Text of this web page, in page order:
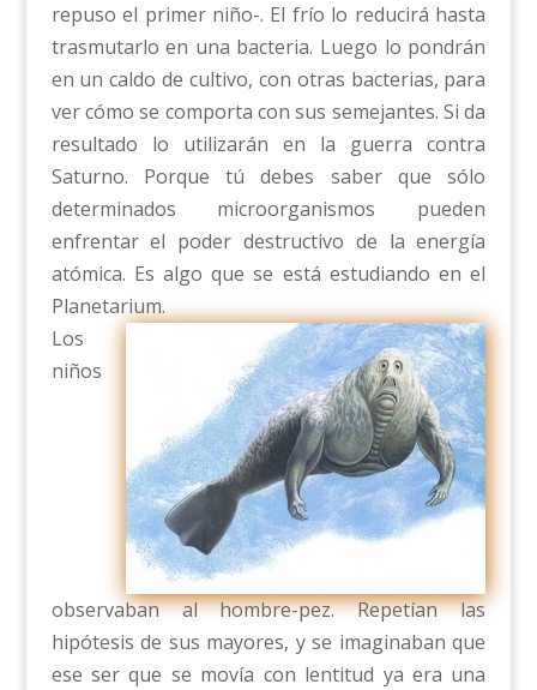
repuso el primer niño-. El frío lo reducirá hasta
trasmutarlo en una bacteria. Luego lo pondrán
en un caldo de cultivo, con otras bacterias, para
ver cómo se comporta con sus semejantes. Si da
resultado lo utilizarán en la guerra contra
Saturno. Porque tú debes saber que sólo
determinados microorganismos pueden
enfrentar el poder destructivo de la energía
atómica. Es algo que se está estudiando en el
Planetarium.
Los
niños
observaban al hombre-pez. Repetían las
hipótesis de sus mayores, y se imaginaban que
ese ser que se movía con lentitud ya era una